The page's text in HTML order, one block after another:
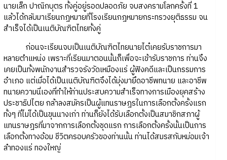
นายเล็ก ปาณิกบุตร ทั้งคู่อยู่รอดปลอดภัย จบสงครามโลกครั้งที่ 1
แล้วได้กลับมาเรียนกฎหมายที่โรงเรียนกฎหมายกระทรวงยุติธรรม จน
สำเร็จได้เป็นเนติบัณฑิตไทยทั้งคู่
ก่อนจะเรียนจบเป็นเนติบัณฑิตไทยนายไต๋เคยรับราชการมา
หลายตำแหน่ง เพราะที่เรียนมาตอนนั้นก็เพื่อจะเข้ารับราชการ ท่านจึง
เคยเป็นทั้งพนักงานสำรวจรังวัดเหมืองแร่ ผู้ฟังคดีและเป็นกรรมการ
อำเภอ แต่เมื่อได้เป็นเนติบัณฑิตจึงได้มุ่งมายึดอาชีพทนาย และอาชีพ
ทนายความนี่เองที่ทำให้ท่านประสบความสำเร็จทางการเมืองยุคสร้าง
ประชาธิปไตย กล้าลงสมัครเป็นผู้แทนราษฎรในการเลือกตั้งครั้งแรก
ทั้งๆ ที่ไม่ได้เป็นขุนนางเก่า ท่านก็ยังได้รับเลือกตั้งเป็นสมาชิกสภาผู้
แทนราษฎรที่มาจากการเลือกตั้งชุดแรก การเลือกตั้งครั้งนั้นเป็นการ
เลือกตั้งทางอ้อม ชีวิตครอบครัวของท่านนั้น ท่านได้สมรสกับหม่อมเจ้า
ลำทองแร่ ทองใหญ่